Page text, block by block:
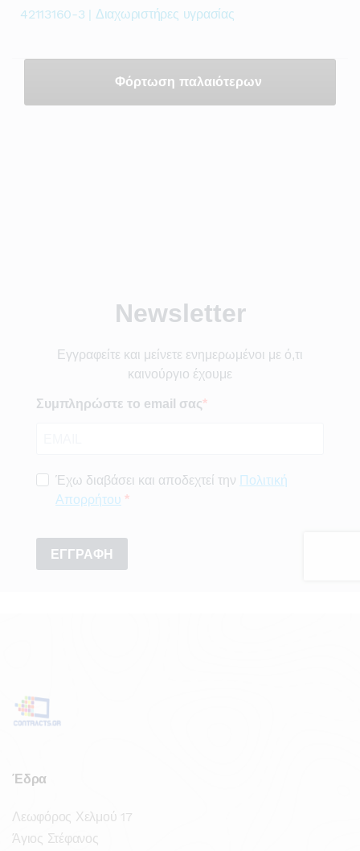
42113160-3 | Διαχωριστήρες υγρασίας
Φόρτωση παλαιότερων
Έδρα
Λεωφόρος Χελμού 17
Άγιος Στέφανος